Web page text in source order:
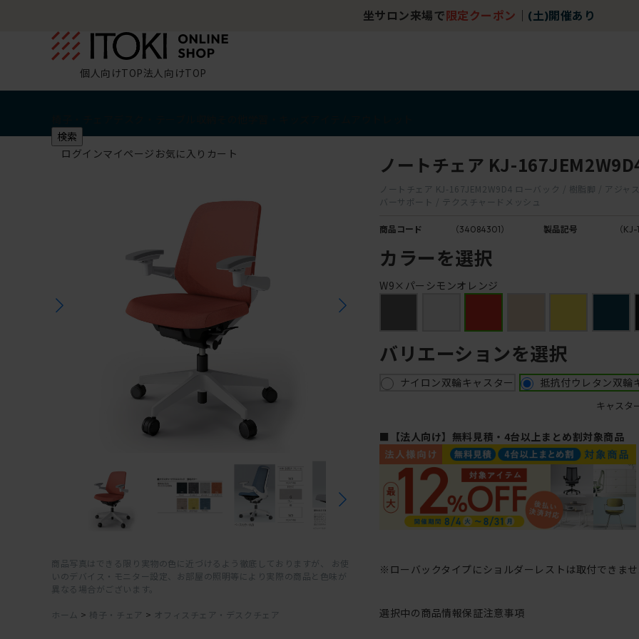
坐サロン来場で 限定クーポン (土)開催あり
個人向けTOP法人向けTOP
検索
ログインマイページ お気に入り カート
商品写真はできる限り実物の色に近づけるよう徹底しておりますが、 お使
いのデバイス・モニター設定、お部屋の照明等により実際の商品と色味が
異なる場合がございます。
ホーム > 椅子・チェア > オフィスチェア・デスクチェア
ノートチェア KJ-
ノートチェア KJ-167JEM2W9D4 ローバック / 樹脂脚 / アジャ
バーサポート / テクスチャードメッシュ
商品コード （34084301） 製品記号 （
カラーを選択
W9×パーシモンオレンジ
バリエーションを選択
ナイロン双輪キャスター 抵抗付ウレタン双輪
キャスタ
■【法人向け】無料見積・4台以上まとめ割対象商品
※ローバックタイプにショルダーレストは取付できませ
選択中の商品情報保証注意事項